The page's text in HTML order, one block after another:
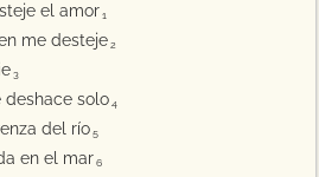
el amor 1
me desteje 2
3
deshace solo 4
del río 5
en el mar 6